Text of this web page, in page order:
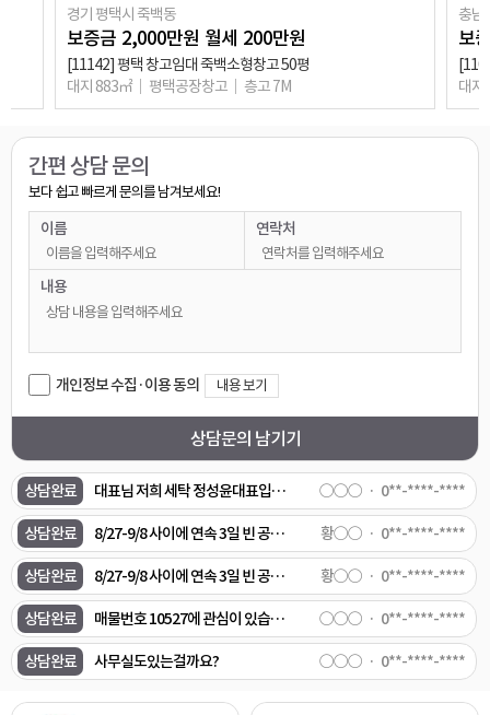
경기 평택시 죽백동
보증금 2,000만원 월세 200만원
[11142] 평택 창고임대 죽백소형창고 50평
대지 883㎡
평택공장창고 층고 7M
충남
보
대지
간편 상담 문의
보다 쉽고 빠르게 문의를 남겨보세요!
이름 연락처
내용
개인정보 수집·이용 동의 내용 보기
상담문의 남기기
상담완료 관심있습니다~ ○○○ 0**-****-****
상담완료
상담완료 평택역근처,시청근처 23-28평 전세 1억 8천정도 7월 29일 이사기능한 집 있을까요?
상담완료
상담완료
8월말 입주 가능한 500평 평택 공장 추천 부탁 드립니다.
상담완료 대표님 저희 세탁 정성윤대표입니다 이매물 검토해주세요 ○○○ 0**-****-****
상담완료 8/27-9/8 사이에 연속 3일 빈 공장/창고 렌트 문의 - 안성시 - 200~300평 정도 빈 창고 또는 공장 - 에어컨 가능한 곳 - 바로 사용할 수 있을 정도로 어느정도 깨끗한 곳 - 화장실 있는 곳 - 주차 4-5대 정도 가능한 곳 - 기본 조명 있는 곳 트럭 5대 정도 실내에 전시해두고, 소비자분들 방문해서 차량에 대한 의견을 듣는 좌담회를 하려고합니다. 위 조건으로 사용 가능한 빈 창고나 공장이 있을까요? 있다면 임대 가격이 얼마정도 하는지 문의드립니다. 황○○ 0**-****-****
상담완료 8/27-9/8 사이에 연속 3일 빈 공장/창고 렌트 문의 - 안성시 - 에어컨 가능한 곳 - 바로 사용할 수 있을 정도로 어느정도 깨끗한 곳 - 화장실 있는 곳 - 주차 4-5대 정도 가능한 곳 - 기본 조명 있는 곳 컨슈머인사이트입니다. 창고/공장 내부에 트럭 5대 정도 전시해두고, 소비자분들 방문해서 차량에 대한 의견을 듣는 좌담회를 하려고합니다. 위 조건으로 사용 가능한 빈 창고나 공장이 있을까요? 있다면 임대 가격이 얼마정도 하는지 문의드립니다. 황○○ 0**-****-****
상담완료 매물번호 10527에 관심이 있습니다. ○○○ 0**-****-****
상담완료 사무실도있는걸까요? ○○○ 0**-****-****
상담완료 애견호텔할껀데 여기는 가능한가요? ○○○ 0**-****-****